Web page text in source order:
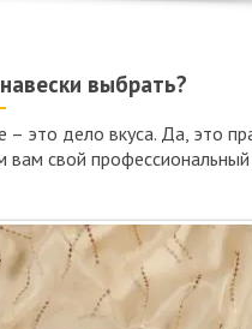
выбрать?
– это дело вкуса. Да, это
вам свой профессиональный